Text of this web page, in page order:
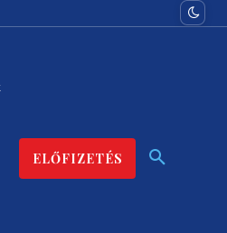
ELŐFIZETÉS